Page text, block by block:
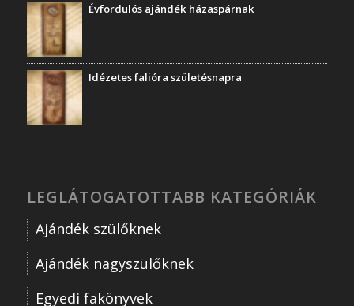
Évfordulós ajándék házaspárnak
Idézetes falióra születésnapra
LEGLÁTOGATOTTABB KATEGÓRIÁK
Ajándék szülőknek
Ajándék nagyszülőknek
Egyedi fakönyvek